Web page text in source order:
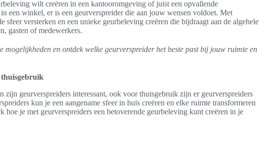
wilt creëren in een kantooromgeving of juist een opvallende
een winkel, er is een geurverspreider die aan jouw wensen voldoet. Met
sfeer versterken en een unieke geurbeleving creëren die bijdraagt aan de algehele
gasten of medewerkers.
mogelijkheden en ontdek welke geurverspreider het beste past bij jouw ruimte en
zijn geurverspreiders interessant, ook voor thuisgebruik zijn er geurverspreiders
kun je een aangename sfeer in huis creëren en elke ruimte transformeren
hoe je met geurverspreiders een betoverende geurbeleving kunt creëren in je